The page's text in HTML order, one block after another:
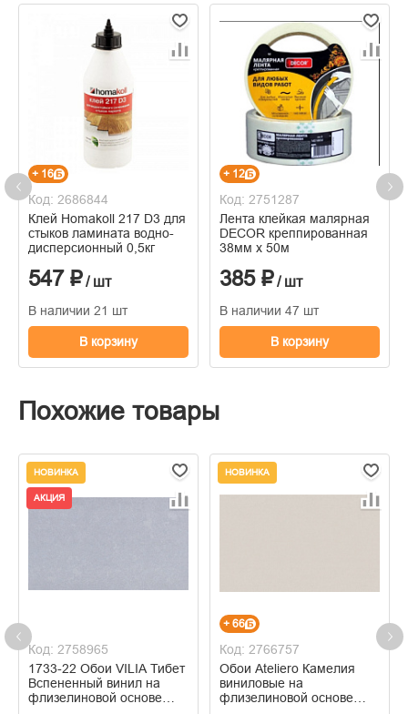
+ 16
Код: 2686844
Клей Homakoll 217 D3 для
стыков ламината водно-
дисперсионный 0,5кг
547 ₽/ шт
В наличии 21 шт
В корзину
+ 12
Код: 2751287
Лента клейкая малярная
DECOR креппированная
38мм х 50м
385 ₽/ шт
В наличии 47 шт
В корзину
Похожие товары
НОВИНКА
АКЦИЯ
Код: 2758965
1733-22 Обои VILIA Тибет
Вспененный винил на
флизелиновой основе
НОВИНКА
+ 66
Код: 2766757
Обои Ateliero Камелия
виниловые на
флизелиновой основе